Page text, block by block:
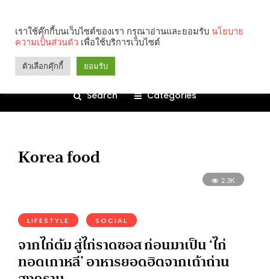
Search Categories
Korea food
2.3K
LIFESTYLE SOCIAL
จากไก่ต้ม สู่ไก่ราดซอส ก่อนมาเป็น ‘ไก่
ทอดเกาหลี’ อาหารยอดฮิตจากเถ้าถ่าน
เราใช้คุ๊กกี้บนเว็บไซต์ของเรา กรุณาอ่านและยอมรับ นโยบาย
ความเป็นส่วนตัว เพื่อใช้บริการเว็บไซต์
ตัวเลือกคุ๊กกี้ ยอมรับ